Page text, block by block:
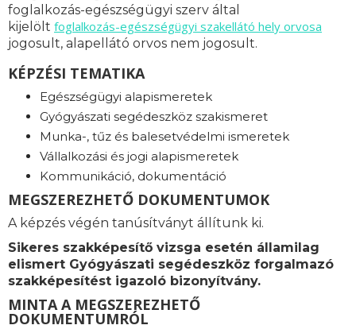
foglalkozás-egészségügyi szerv által
kijelölt foglalkozás-egészségügyi szakellátó hely orvosa
jogosult, alapellátó orvos nem jogosult.
KÉPZÉSI TEMATIKA
Egészségügyi alapismeretek
Gyógyászati segédeszköz szakismeret
Munka-, tűz és balesetvédelmi ismeretek
Vállalkozási és jogi alapismeretek
Kommunikáció, dokumentáció
MEGSZEREZHETŐ DOKUMENTUMOK
A képzés végén tanúsítványt állítunk ki.
Sikeres szakképesítő vizsga esetén államilag
elismert Gyógyászati segédeszköz forgalmazó
szakképesítést igazoló bizonyítvány.
MINTA A MEGSZEREZHETŐ
DOKUMENTUMRÓL